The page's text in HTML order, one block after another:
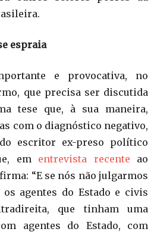
espraia
e provocativa, no
que precisa ser discutida
tese que, à sua maneira,
com o diagnóstico negativo,
escritor ex-preso político
em entrevista recente ao
“E se nós não julgarmos
agentes do Estado e civis
que tinham uma
agentes do Estado, com